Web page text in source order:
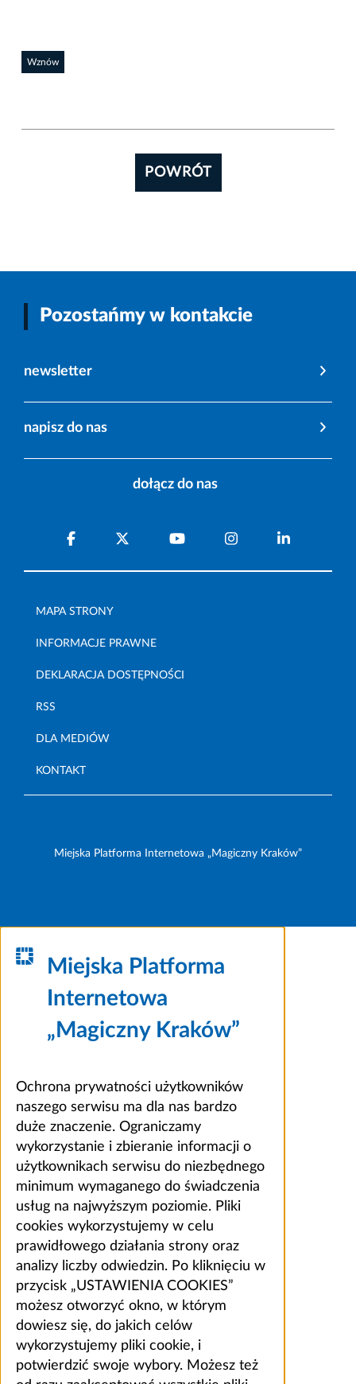
Wznów
POWRÓT
Pozostańmy w kontakcie
newsletter
napisz do nas
dołącz do nas
MAPA STRONY
INFORMACJE PRAWNE
DEKLARACJA DOSTĘPNOŚCI
RSS
DLA MEDIÓW
KONTAKT
Miejska Platforma Internetowa „Magiczny Kraków”
Miejska Platforma
Internetowa
„Magiczny Kraków”
Ochrona prywatności użytkowników
naszego serwisu ma dla nas bardzo
duże znaczenie. Ograniczamy
wykorzystanie i zbieranie informacji o
użytkownikach serwisu do niezbędnego
minimum wymaganego do świadczenia
usług na najwyższym poziomie. Pliki
cookies wykorzystujemy w celu
prawidłowego działania strony oraz
analizy liczby odwiedzin. Po kliknięciu w
przycisk „USTAWIENIA COOKIES”
możesz otworzyć okno, w którym
dowiesz się, do jakich celów
wykorzystujemy pliki cookie, i
potwierdzić swoje wybory. Możesz też